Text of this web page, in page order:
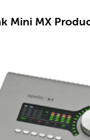
Mini MX